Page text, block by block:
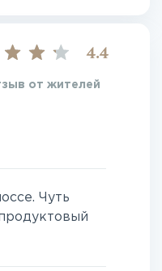
4.4
от жителей
Чуть